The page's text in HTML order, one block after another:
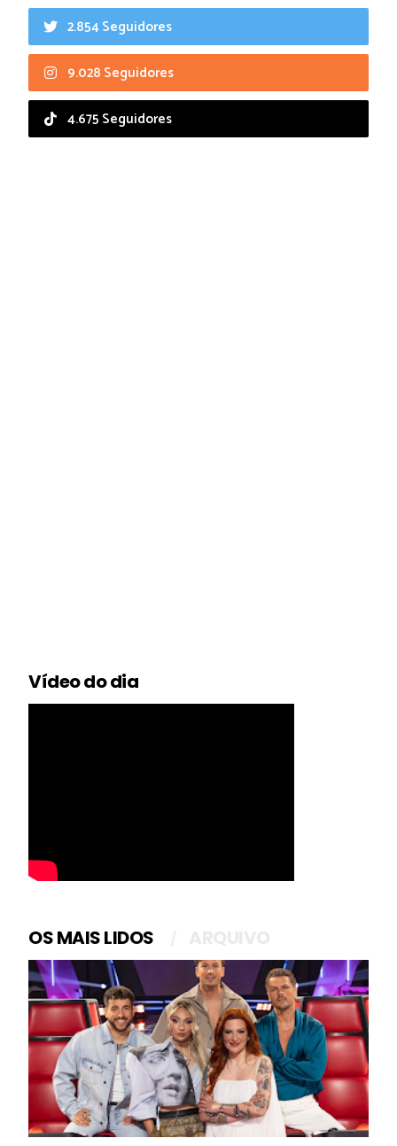
2.854 Seguidores
9.028 Seguidores
4.675 Seguidores
Vídeo do dia
OS MAIS LIDOS